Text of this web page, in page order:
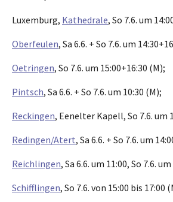
Luxemburg, Kathedrale, So 7.6. um
Oberfeulen, Sa 6.6. + So 7.6. um
Oetringen, So 7.6. um 15:00+16:30 (M);
Pintsch, Sa 6.6. + So 7.6. um 10:30 (M);
Reckingen, Eenelter Kapell, So 7.6. um
Redingen/Atert, Sa 6.6. + So 7.6. um
Reichlingen, Sa 6.6. um 11:00, So 7.6.
Schifflingen, So 7.6. von 15:00 bis 17:00